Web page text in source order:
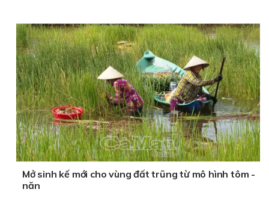
Mở sinh kế mới cho vùng đất trũng từ mô hình tôm -
năn